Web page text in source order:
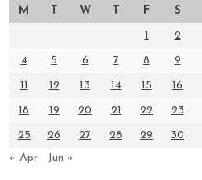
M T W T F S
1 2
4 5 6 7 8 9
11 12 13 14 15 16
18 19 20 21 22 23
25 26 27 28 29 30
« Apr
Jun »